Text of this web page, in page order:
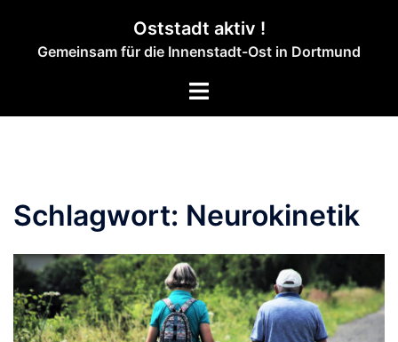
springen
Oststadt aktiv !
Gemeinsam für die Innenstadt-Ost in Dortmund
Menü
Schlagwort: Neurokinetik